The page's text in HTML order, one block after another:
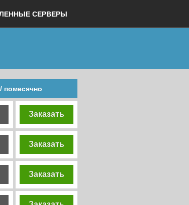
СЕРВЕРЫ
помесячно
Заказать
Заказать
Заказать